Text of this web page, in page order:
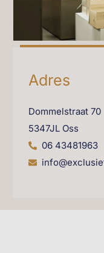
Adres
Dommelstraat 70
5347JL Oss
06 43481963